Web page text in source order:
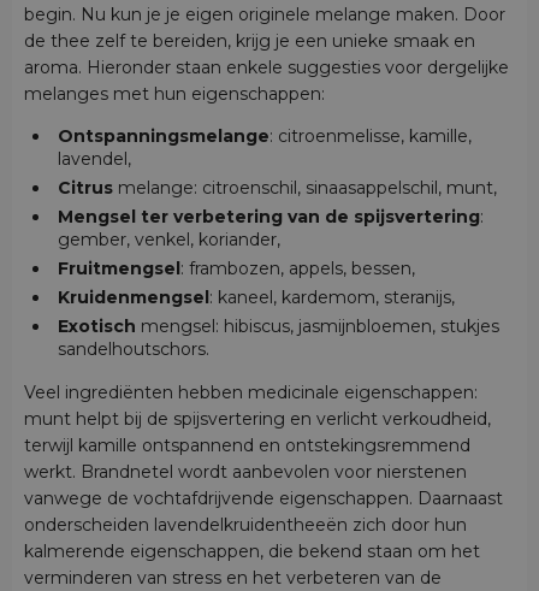
begin. Nu kun je je eigen originele melange maken. Door
de thee zelf te bereiden, krijg je een unieke smaak en
aroma. Hieronder staan enkele suggesties voor dergelijke
melanges met hun eigenschappen:
Ontspanningsmelange: citroenmelisse, kamille,
lavendel,
Citrusmelange: citroenschil, sinaasappelschil, munt,
Mengsel ter verbetering van de spijsvertering:
gember, venkel, koriander,
Fruitmengsel: frambozen, appels, bessen,
Kruidenmengsel: kaneel, kardemom, steranijs,
Exotisch mengsel: hibiscus, jasmijnbloemen, stukjes
sandelhoutschors.
Veel ingrediënten hebben medicinale eigenschappen:
munt helpt bij de spijsvertering en verlicht verkoudheid,
terwijl kamille ontspannend en ontstekingsremmend
werkt. Brandnetel wordt aanbevolen voor nierstenen
vanwege de vochtafdrijvende eigenschappen. Daarnaast
onderscheiden lavendelkruidentheeën zich door hun
kalmerende eigenschappen, die bekend staan om het
verminderen van stress en het verbeteren van de